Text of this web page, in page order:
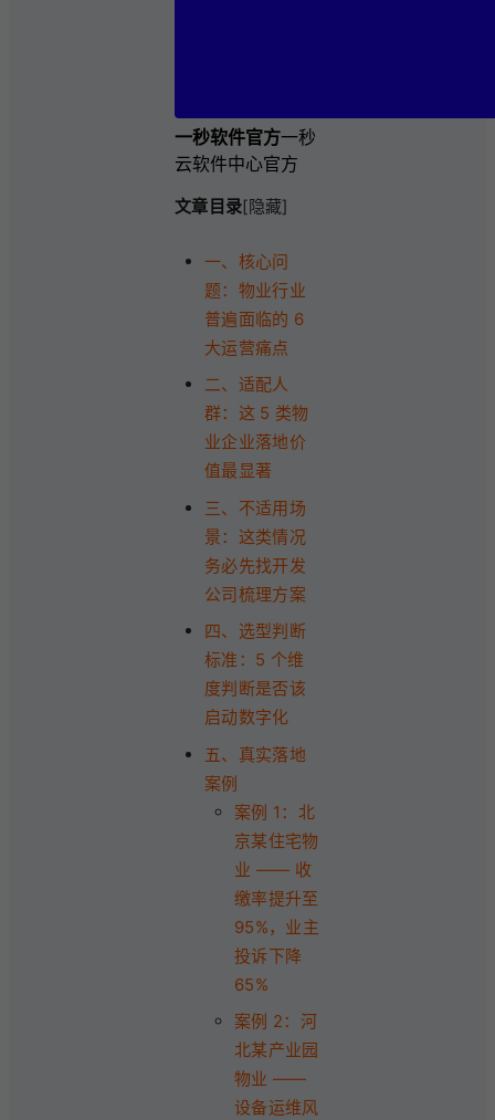
一秒软件官方一秒
云软件中心官方
文章目录[隐藏]
一、核心问
题：物业行业
普遍面临的 6
大运营痛点
二、适配人
群：这 5 类物
业企业落地价
值最显著
三、不适用场
景：这类情况
务必先找开发
公司梳理方案
四、选型判断
标准：5 个维
度判断是否该
启动数字化
五、真实落地
案例
案例 1：北
京某住宅物
业 —— 收
缴率提升至
95%，业主
投诉下降
65%
案例 2：河
北某产业园
物业 ——
设备运维风